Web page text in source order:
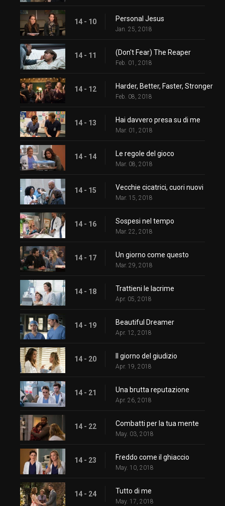
14 - 10 Personal Jesus
Jan. 25, 2018
14 - 11 (Don't Fear) The Reaper
Feb. 01, 2018
14 - 12 Harder, Better, Faster, Stronger
Feb. 08, 2018
14 - 13 Hai davvero presa su di me
Mar. 01, 2018
14 - 14 Le regole del gioco
Mar. 08, 2018
14 - 15 Vecchie cicatrici, cuori nuovi
Mar. 15, 2018
14 - 16 Sospesi nel tempo
Mar. 22, 2018
14 - 17 Un giorno come questo
Mar. 29, 2018
14 - 18 Trattieni le lacrime
Apr. 05, 2018
14 - 19 Beautiful Dreamer
Apr. 12, 2018
14 - 20 Il giorno del giudizio
Apr. 19, 2018
14 - 21 Una brutta reputazione
Apr. 26, 2018
14 - 22 Combatti per la tua mente
May. 03, 2018
14 - 23 Freddo come il ghiaccio
May. 10, 2018
14 - 24 Tutto di me
May. 17, 2018